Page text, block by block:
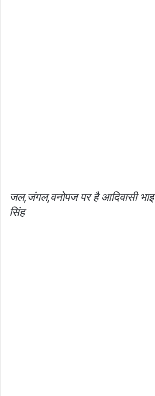
जल,जंगल,वनोपज पर है आदिवासी
सिंह